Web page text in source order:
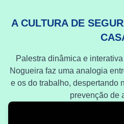
A CULTURA DE
Palestra dinâmica e
Nogueira faz uma analogia
e os do trabalho, despertando
prevenção de